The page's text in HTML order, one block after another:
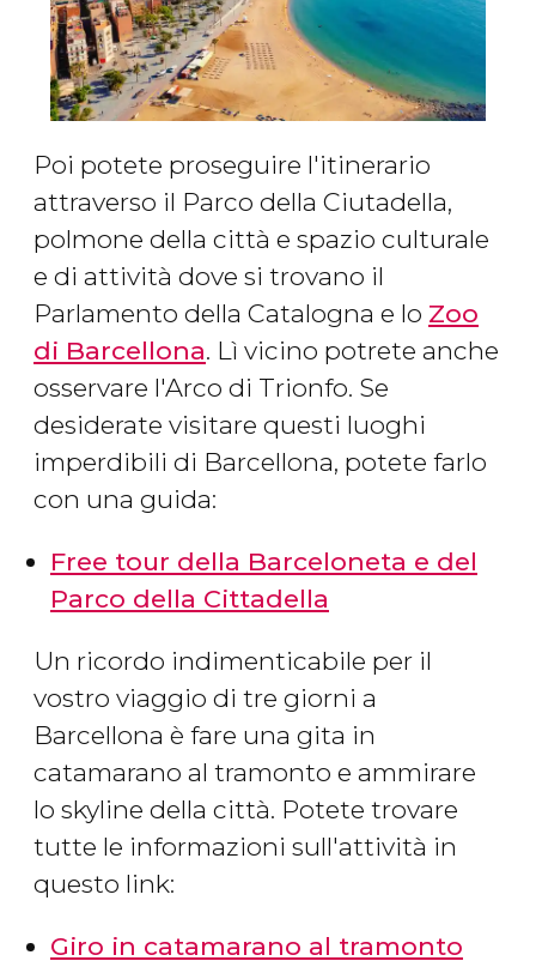
Poi potete proseguire l'itinerario
attraverso il Parco della Ciutadella,
polmone della città e spazio culturale
e di attività dove si trovano il
Parlamento della Catalogna e lo ​ Zoo
di Barcellona. Lì vicino potrete anche
osservare l'Arco di Trionfo. Se
desiderate visitare questi luoghi
imperdibili di Barcellona, potete farlo
con una guida:
Free tour della Barceloneta e del
Parco della Cittadella
Un ricordo indimenticabile per il
vostro viaggio di tre giorni a
Barcellona è fare una gita in
catamarano al tramonto e ammirare
lo skyline della città. Potete trovare
tutte le informazioni sull'attività in
questo link:
Giro in catamarano al tramonto